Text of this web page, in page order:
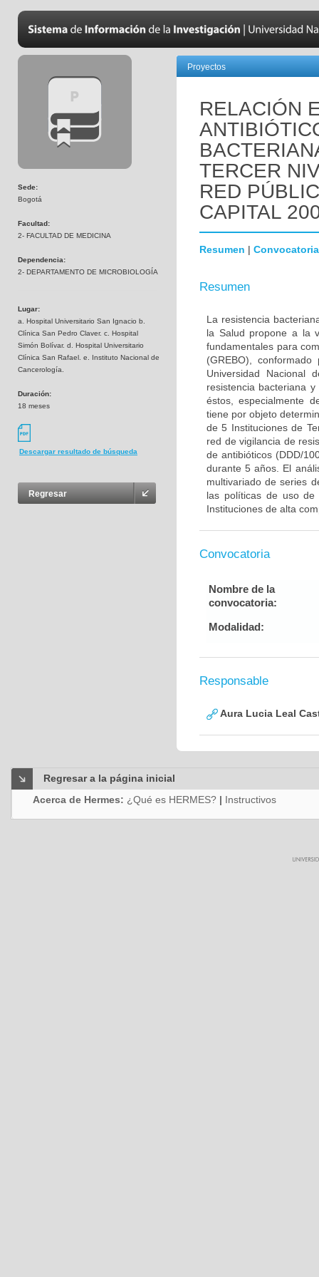
Sede:
Bogotá
Facultad:
2- FACULTAD DE MEDICINA
Dependencia:
2- DEPARTAMENTO DE MICROBIOLOGÍA
Lugar:
a. Hospital Universitario San Ignacio b.
Clínica San Pedro Claver. c. Hospital
Simón Bolívar. d. Hospital Universitario
Clínica San Rafael. e. Instituto Nacional de
Cancerología.
Duración:
18 meses
Descargar resultado de búsqueda
Regresar
Proyectos
RELACIÓN
TERCER
RED
CAPITAL
Resumen | Convocatoria
Resumen
La resistencia
la Salud propone a la
fundamentales para
(GREBO),
Universidad Nacional
resistencia bacteriana
éstos, especialmente
tiene por objeto
de 5 Instituciones de
red de vigilancia de
de antibióticos (DDD/
durante 5 años. El
multivariado de series
las políticas de uso de
Instituciones de alta
Convocatoria
Nombre de la
convocatoria:
Modalidad:
Responsable
Aura Lucia Leal
Regresar a la página inicial
Acerca de Hermes: ¿Qué es HERMES? | Instructivos